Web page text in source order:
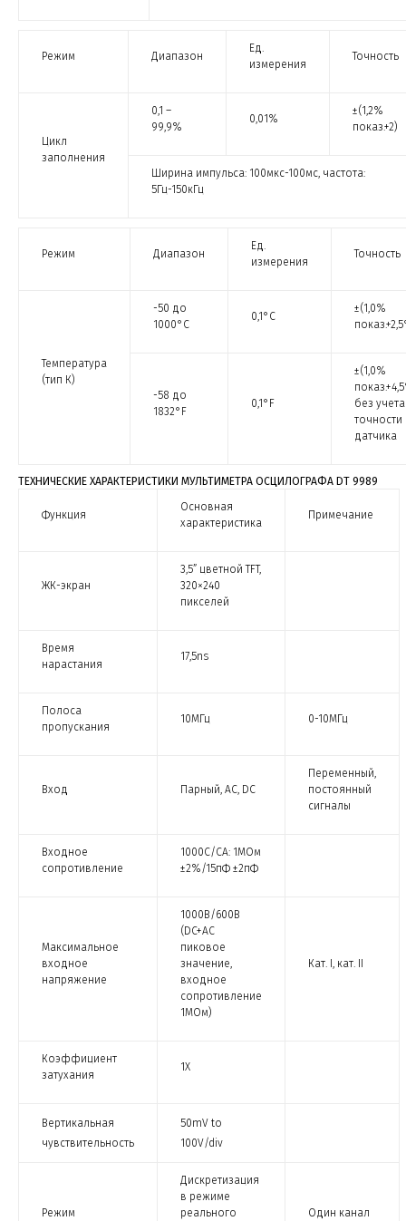
Режим Диапазон
Ед.
измерения
Точность
Цикл
заполнения
0,1 –
99,9%
0,01%
±(1,2%
показ.+2)
Ширина импульса: 100мкс-100мс, частота:
5Гц-150кГц
Режим Диапазон
Ед.
измерения
Точность
Температура
(тип К)
-50 до
1000°С
0,1°С
±(1,0%
-58 до
1832°F
0,1°F
±(1,0%
без учета
точности
датчика
ТЕХНИЧЕСКИЕ ХАРАКТЕРИСТИКИ МУЛЬТИМЕТРА ОСЦИЛОГРАФА DT 9989
Функция
Основная
характеристика
Примечание
ЖК-экран
3,5” цветной TFT,
320×240
пикселей
Время
нарастания
17,5ns
Полоса
пропускания
10МГц 0-10МГц
Вход Парный, АС, DC
Переменный,
постоянный
сигналы
Входное
сопротивление
1000С/СА: 1МОм
±2%/15пФ ±2пФ
Максимальное
входное
напряжение
1000В/600В
(DC+AC
пиковое
значение,
входное
сопротивление
1МОм)
Кат. I, кат. II
Коэффициент
затухания
1Х
Вертикальная
чувствительность
50mV to
100V/div
Режим
Дискретизация
в режиме
реального
Один канал